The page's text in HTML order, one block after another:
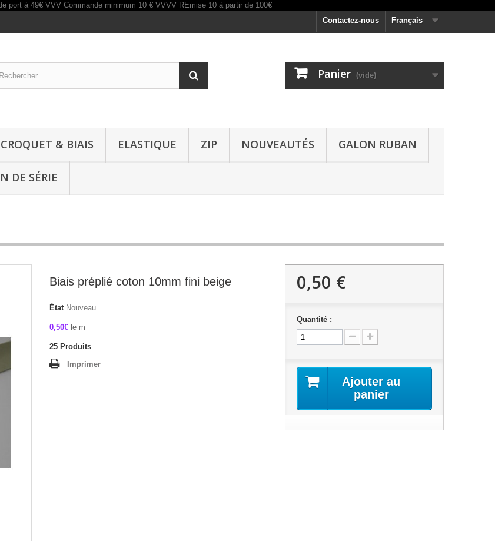
Français
Contactez-nous
Panier (vide)
CROQUET & BIAIS ELASTIQUE ZIP NOUVEAUTÉS GALON RUBAN
DE SÉRIE
Biais préplié coton 10mm fini beige
État Nouveau
0,50€ le m
25 Produits
Imprimer
0,50 €
Quantité :
Ajouter au
panier